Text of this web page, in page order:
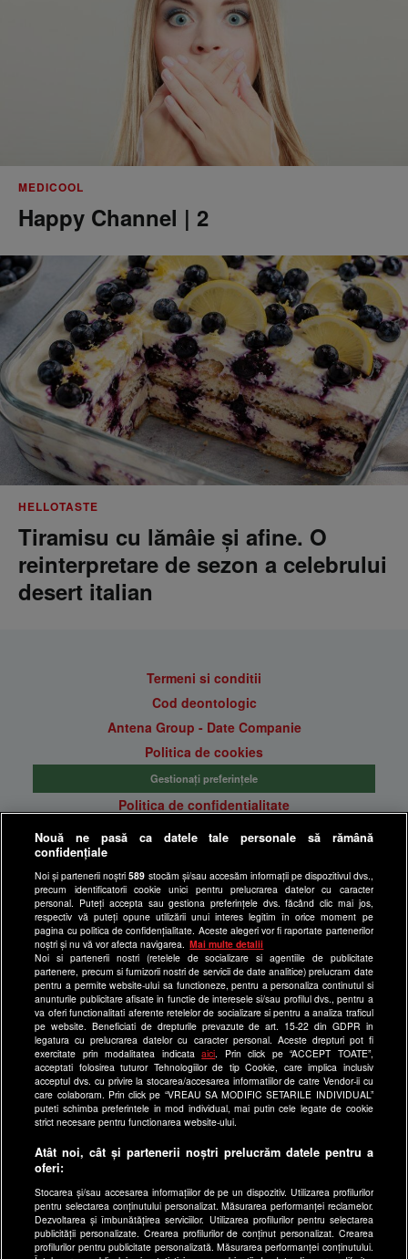
MEDICOOL
Happy Channel | 2
HELLOTASTE
Tiramisu cu lămâie și afine. O
reinterpretare de sezon a celebrului
desert italian
Termeni si conditii
Cod deontologic
Antena Group - Date Companie
Politica de cookies
Gestionați preferințele
Politica de confidentialitate
Anunturi gratuite pe Lajumate.ro
Program Happy Channel
Echipa editorială
Site-uri Antena Group
a1.ro
antenastars.ro
as.ro
catine.ro
chefi.ro
deparinti.ro
medicool.ro
spynews.ro
useit.ro
retetefeldefel.ro
zutv.ro
Nouă ne pasă ca datele tale personale să rămână
confidențiale
Noi și partenerii noștri589 stocăm și/sau accesăm informații pe dispozitivul dvs.,
precum identificatorii cookie unici pentru prelucrarea datelor cu caracter
personal. Puteți accepta sau gestiona preferințele dvs. făcând clic mai jos,
respectiv vă puteți opune utilizării unui interes legitim în orice moment pe
pagina cu politica de confidențialitate. Aceste alegeri vor fi raportate partenerilor
noștri și nu vă vor afecta navigarea.
Mai multe detalii
Noi si partenerii nostri (retelele de socializare si agentiile de publicitate
partenere, precum si furnizorii nostri de servicii de date analitice) prelucram date
pentru a permite website-ului sa functioneze, pentru a personaliza continutul si
anunturile publicitare afisate in functie de interesele si/sau profilul dvs., pentru a
va oferi functionalitati aferente retelelor de socializare si pentru a analiza traficul
pe website. Beneficiati de drepturile prevazute de art. 15-22 din GDPR in
legatura cu prelucrarea datelor cu caracter personal. Aceste drepturi pot fi
exercitate prin modalitatea indicataaici . Prin click pe “ACCEPT TOATE”,
acceptati folosirea tuturor Tehnologiilor de tip Cookie, care implica inclusiv
acceptul dvs. cu privire la stocarea/accesarea informatiilor de catre Vendor-ii cu
care colaboram. Prin click pe “VREAU SA MODIFIC SETARILE INDIVIDUAL”
puteti schimba preferintele in mod individual, mai putin cele legate de cookie
strict necesare pentru functionarea website-ului.
Atât noi, cât și partenerii noștri prelucrăm datele pentru a
oferi:
Stocarea și/sau accesarea informațiilor de pe un dispozitiv. Utilizarea profilurilor
pentru selectarea conținutului personalizat. Măsurarea performanței reclamelor.
Dezvoltarea și îmbunătățirea serviciilor. Utilizarea profilurilor pentru selectarea
publicității personalizate. Crearea profilurilor de conținut personalizat. Crearea
profilurilor pentru publicitate personalizată. Măsurarea performanței conținutului.